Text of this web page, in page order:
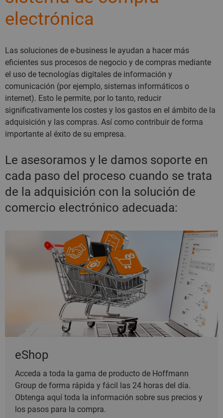
electrónica
Las soluciones de e-business le ayudan a hacer más
eficientes sus procesos de negocio y de compras mediante
el uso de tecnologías digitales de información y
comunicación (por ejemplo, sistemas informáticos o
internet). Esto le permite, por lo tanto, reducir
significativamente los costes y los gastos en el ámbito de la
adquisición y las compras. Así como contribuir de forma
importante al éxito de su empresa.
Le asesoramos y le damos soporte en
cada paso del proceso cuando se trata
de la adquisición con la solución de
comercio electrónico adecuada:
eShop
Acceda a toda la gama de producto de Hoffmann
Group de forma rápida y fácil las 24 horas del día.
Obtenga aquí toda la información sobre sus precios y
los pasos para la compra.